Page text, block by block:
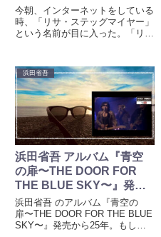
今朝、インターネットをしている
時、「リサ・ステッグマイヤー」
という名前が目に入った。「リ
のは、わたしだけかも知れない。
リサ・ステッグマイヤーさんは結
婚し、2人のお子さんもいる。約
3年...
浜田省吾
浜田省吾 アルバム『青空
の扉〜THE DOOR FOR
THE BLUE SKY〜』発売
から25年
浜田省吾 のアルバム『青空の
扉〜THE DOOR FOR THE BLUE
SKY〜』発売から25年。もし浜